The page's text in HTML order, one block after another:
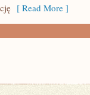
[ Read More ]